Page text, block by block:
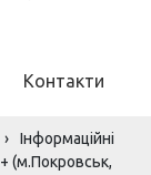
Контакти
›
Інформаційні
(м.Покровськ,